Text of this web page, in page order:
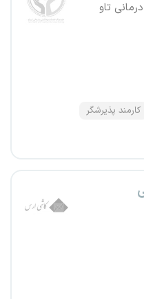
تاو
کارمند پذیرشگر